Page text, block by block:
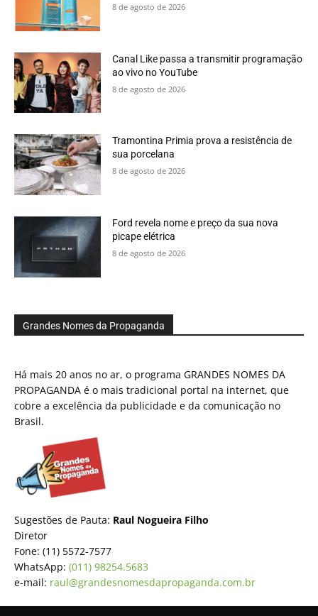
8 de agosto de 2026
Canal Like passa a transmitir programação
ao vivo no YouTube
8 de agosto de 2026
Tramontina Primia prova a resistência de
sua porcelana
8 de agosto de 2026
Ford revela nome e preço da sua nova
picape elétrica
8 de agosto de 2026
Grandes Nomes da Propaganda
Há mais 20 anos no ar, o programa GRANDES NOMES DA
PROPAGANDA é o mais tradicional portal na internet, que
cobre a excelência da publicidade e da comunicação no
Brasil.
Sugestões de Pauta: Raul Nogueira Filho
Diretor
Fone: (11) 5572-7577
WhatsApp: (011) 98254.5683
e-mail: raul@grandesnomesdapropaganda.com.br